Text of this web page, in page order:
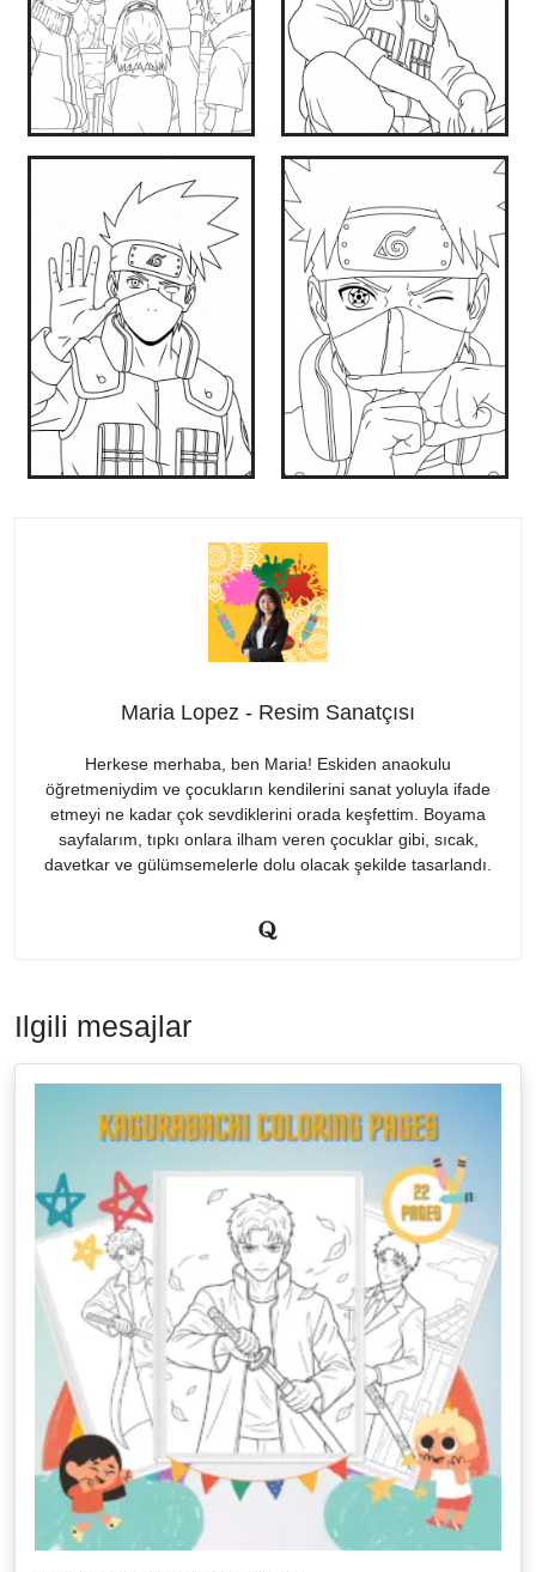
Maria Lopez - Resim Sanatçısı
Herkese merhaba, ben Maria! Eskiden anaokulu
öğretmeniydim ve çocukların kendilerini sanat yoluyla ifade
etmeyi ne kadar çok sevdiklerini orada keşfettim. Boyama
sayfalarım, tıpkı onlara ilham veren çocuklar gibi, sıcak,
davetkar ve gülümsemelerle dolu olacak şekilde tasarlandı.
Ilgili mesajlar